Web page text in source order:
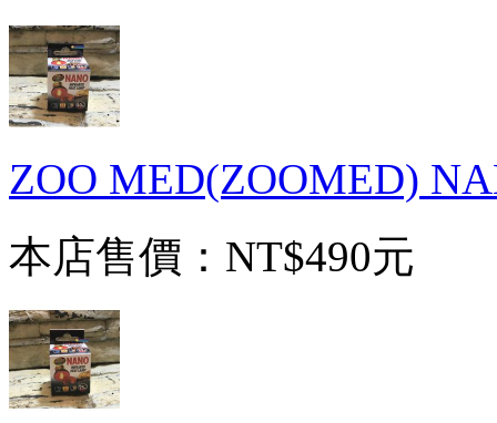
ZOO MED(ZOOMED)
本店售價： NT$490元